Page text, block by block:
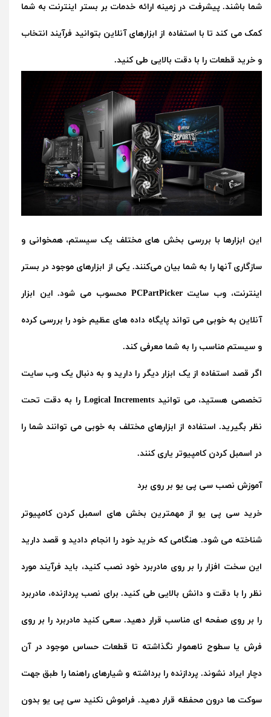
شما باشند. پیشرفت در زمینه ارائه خدمات بر بستر اینترنت به شما
کمک می کند تا با استفاده از ابزارهای آنلاین بتوانید فرآیند انتخاب
و خرید قطعات را با دقت بالایی طی کنید.
این ابزارها با بررسی بخش های مختلف یک سیستم، همخوانی و
سازگاری آنها را به شما بیان می‌کنند. یکی از ابزارهای موجود در بستر
اینترنت، وب سایت PCPartPicker محسوب می شود. این ابزار
آنلاین به خوبی می تواند پایگاه داده های عظیم خود را بررسی کرده
و سیستم مناسب را به شما معرفی کند.
اگر قصد استفاده از یک ابزار دیگر را دارید و به دنبال یک وب سایت
تخصصی هستید، می توانید Logical Increments را به دقت تحت
نظر بگیرید. استفاده از ابزارهای مختلف به خوبی می توانند شما را
در اسمبل کردن کامپیوتر یاری کنند.
آموزش نصب سی پی یو بر روی برد
خرید سی پی یو از مهمترین بخش های اسمبل کردن کامپیوتر
شناخته می شود. هنگامی که خرید خود را انجام دادید و قصد دارید
این سخت افزار را بر روی مادربرد خود نصب کنید، باید فرآیند مورد
نظر را با دقت و دانش بالایی طی کنید. برای نصب پردازنده، مادربرد
را بر روی صفحه ای مناسب قرار دهید. سعی کنید مادربرد را بر روی
فرش یا سطوح ناهموار نگذاشته تا قطعات حساس موجود در آن
دچار ایراد نشوند. پردازنده را برداشته و شیارهای راهنما را طبق جهت
سوکت ها درون محفظه قرار دهید. فراموش نکنید سی پی یو بدون